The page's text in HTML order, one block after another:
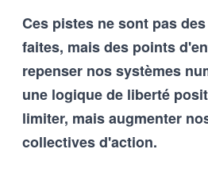
outils d’intelligence artificielle
qu’aux humains qui les
Ces pistes ne sont pas
faites, mais des points
repenser nos systèmes
une logique de liberté
limiter, mais augmenter
collectives d'action.